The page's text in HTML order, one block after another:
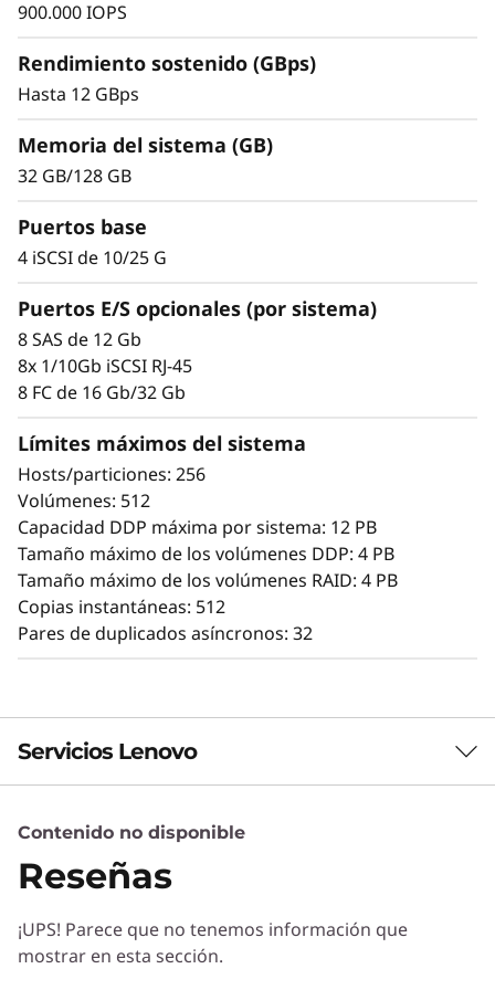
4
8
0
0
2
U
2
4
El escalado resulta muy fácil gracias a las
herramientas de diseño modular y fácil uso
incorporadas. Empiece a trabajar con sus
datos en cuestión de minutos. Su gran
rendimiento a medida y control total de la
ubicación de los datos permiten a los
administradores maximizar el rendimiento y la
facilidad de uso.
La intuitiva GUI mediante navegador simplifica
la configuración y el mantenimiento, a la vez
que ofrece posibilidades de mantenimiento
900.000 IOPS
Rendimiento sostenido (GBps)
Hasta 12 GBps
Memoria del sistema (GB)
32 GB/128 GB
Puertos base
4 iSCSI de 10/25 G
Puertos E/S opcionales (por sistema)
8 SAS de 12 Gb
8x 1/10Gb iSCSI RJ-45
8 FC de 16 Gb/32 Gb
Límites máximos del sistema
Hosts/particiones: 256
Volúmenes: 512
Capacidad DDP máxima por sistema: 12 PB
Tamaño máximo de los volúmenes DDP: 4 PB
Tamaño máximo de los volúmenes RAID: 4 PB
Copias instantáneas: 512
Pares de duplicados asíncronos: 32
Servicios Lenovo
Servicios de Soluciones
Diseñe la mejor estrategia para su empresa.
correcta para sus exclusivas necesidades
empresariales.
Contenido no disponible
Reseñas
¡UPS! Parece que no tenemos información que
mostrar en esta sección.